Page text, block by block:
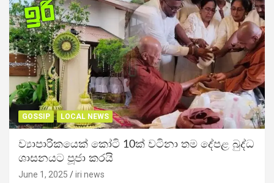
GOSSIP LOCAL NEWS
ව්‍යාපාරිකයෙක් කෝටි 10ක් වටිනා තම දේපළ බුද්ධ
ශාසනයට පූජා කරයි
June 1, 2025 iri news